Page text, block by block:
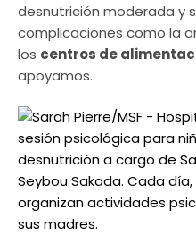
desnutrición moderada y
complicaciones como la
los centros de
apoyamos.